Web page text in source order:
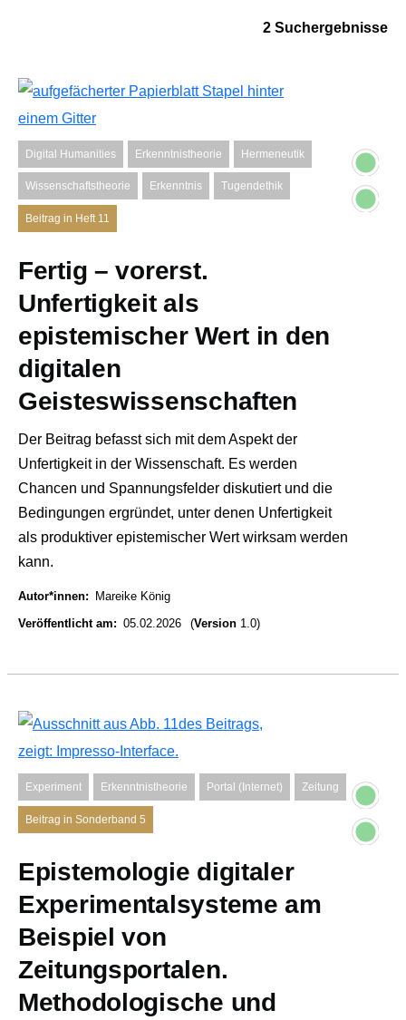
2 Suchergebnisse
Digital Humanities Erkenntnistheorie Hermeneutik
Wissenschaftstheorie Erkenntnis Tugendethik
Beitrag in Heft 11
Fertig – vorerst.
Unfertigkeit als
epistemischer Wert in den
digitalen
Geisteswissenschaften
Der Beitrag befasst sich mit dem Aspekt der
Unfertigkeit in der Wissenschaft. Es werden
Chancen und Spannungsfelder diskutiert und die
Bedingungen ergründet, unter denen Unfertigkeit
als produktiver epistemischer Wert wirksam werden
kann.
Autor*innen
Mareike König
Veröffentlicht am
05.02.2026 (Version 1.0)
Experiment Erkenntnistheorie Portal (Internet) Zeitung
Beitrag in Sonderband 5
Epistemologie digitaler
Experimentalsysteme am
Beispiel von
Zeitungsportalen.
Methodologische und